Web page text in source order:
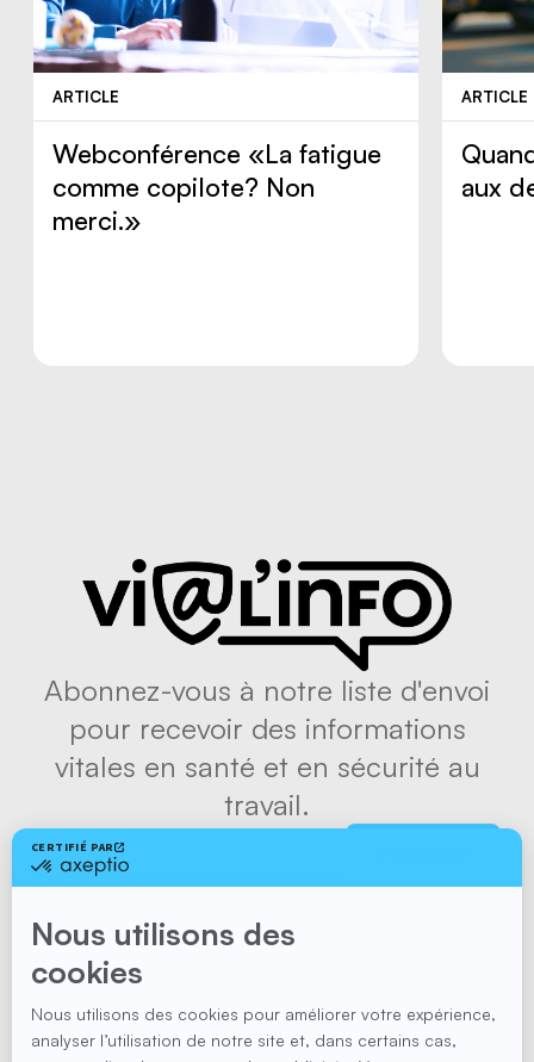
ARTICLE
Webconférence «La fatigue
comme copilote? Non
merci.»
ARTICLE
aux
Abonnez-vous à notre liste d'envoi
pour recevoir des informations
vitales en santé et en sécurité au
travail.